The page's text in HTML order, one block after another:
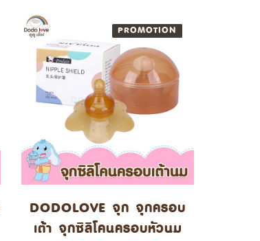
NEW
PROMOTION
DODOLOVE จุก จุกครอบ
เต้า จุกซิลิโคนครอบหัวนม